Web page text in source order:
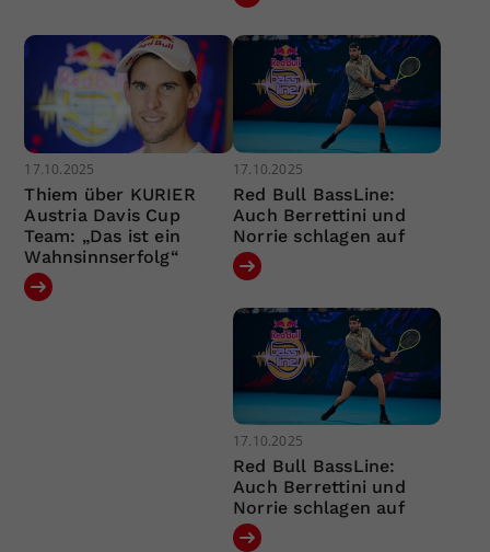
17.10.2025
Thiem über KURIER
Austria Davis Cup
Team: „Das ist ein
Wahnsinnserfolg“
17.10.2025
Red Bull BassLine:
Auch Berrettini und
Norrie schlagen auf
17.10.2025
Red Bull BassLine:
Auch Berrettini und
Norrie schlagen auf